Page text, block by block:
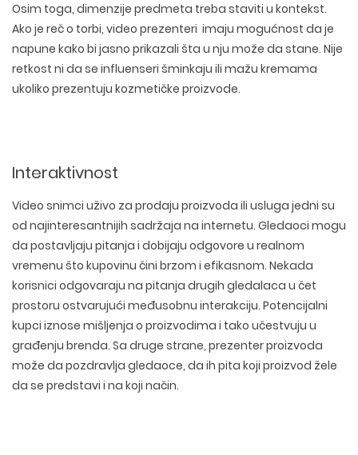
Osim toga, dimenzije predmeta treba staviti u kontekst.
Ako je reč o torbi, video prezenteri imaju mogućnost da je
napune kako bi jasno prikazali šta u nju može da stane. Nije
retkost ni da se influenseri šminkaju ili mažu kremama
ukoliko prezentuju kozmetičke proizvode.
Interaktivnost
Video snimci uživo za prodaju proizvoda ili usluga jedni su
od najinteresantnijih sadržaja na internetu. Gledaoci mogu
da postavljaju pitanja i dobijaju odgovore u realnom
vremenu što kupovinu čini brzom i efikasnom. Nekada
korisnici odgovaraju na pitanja drugih gledalaca u čet
prostoru ostvarujući međusobnu interakciju. Potencijalni
kupci iznose mišljenja o proizvodima i tako učestvuju u
građenju brenda. Sa druge strane, prezenter proizvoda
može da pozdravlja gledaoce, da ih pita koji proizvod žele
da se predstavi i na koji način.